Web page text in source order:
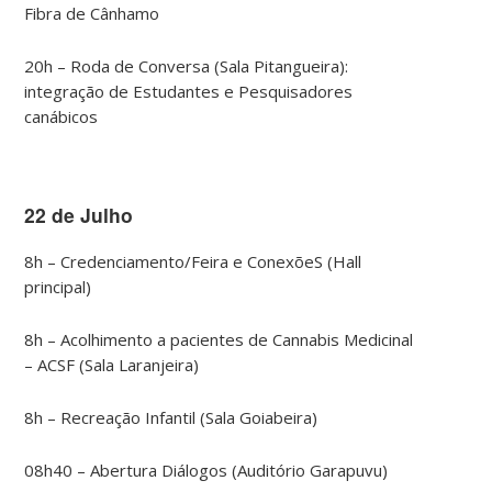
Fibra de Cânhamo
20h – Roda de Conversa (Sala Pitangueira):
integração de Estudantes e Pesquisadores
canábicos
22 de Julho
8h – Credenciamento/Feira e ConexõeS (Hall
principal)
8h – Acolhimento a pacientes de Cannabis Medicinal
– ACSF (Sala Laranjeira)
8h – Recreação Infantil (Sala Goiabeira)
08h40 – Abertura Diálogos (Auditório Garapuvu)